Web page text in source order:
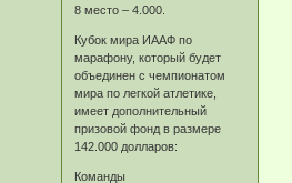
8 место – 4.000.
Кубок мира ИААФ по
марафону, который будет
объединен с чемпионатом
мира по легкой атлетике,
имеет дополнительный
призовой фонд в размере
142.000 долларов:
Команды